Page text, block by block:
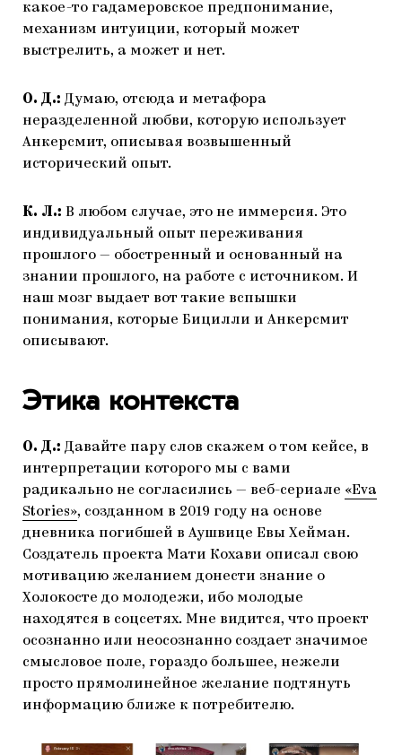
какое-то гадамеровское предпонимание,
механизм интуиции, который может
выстрелить, а может и нет.
О. Д.: Думаю, отсюда и метафора
неразделенной любви, которую использует
Анкерсмит, описывая возвышенный
исторический опыт.
К. Л.: В любом случае, это не иммерсия. Это
индивидуальный опыт переживания
прошлого — обостренный и основанный на
знании прошлого, на работе с источником. И
наш мозг выдает вот такие вспышки
понимания, которые Бицилли и Анкерсмит
описывают.
Этика контекста
О. Д.: Давайте пару слов скажем о том кейсе, в
интерпретации которого мы с вами
радикально не согласились — веб-сериале «Eva
Stories», созданном в 2019 году на основе
дневника погибшей в Аушвице Евы Хейман.
Создатель проекта Мати Кохави описал свою
мотивацию желанием донести знание о
Холокосте до молодежи, ибо молодые
находятся в соцсетях. Мне видится, что проект
осознанно или неосознанно создает значимое
смысловое поле, гораздо большее, нежели
просто прямолинейное желание подтянуть
информацию ближе к потребителю.